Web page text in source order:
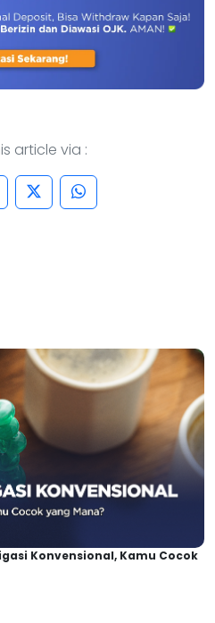
article via :
Konvensional, Kamu Cocok